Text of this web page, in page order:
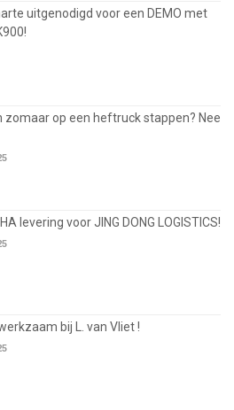
uitgenodigd voor een DEMO met
zomaar op een heftruck stappen? Nee
levering voor JING DONG LOGISTICS!
bij L. van Vliet !